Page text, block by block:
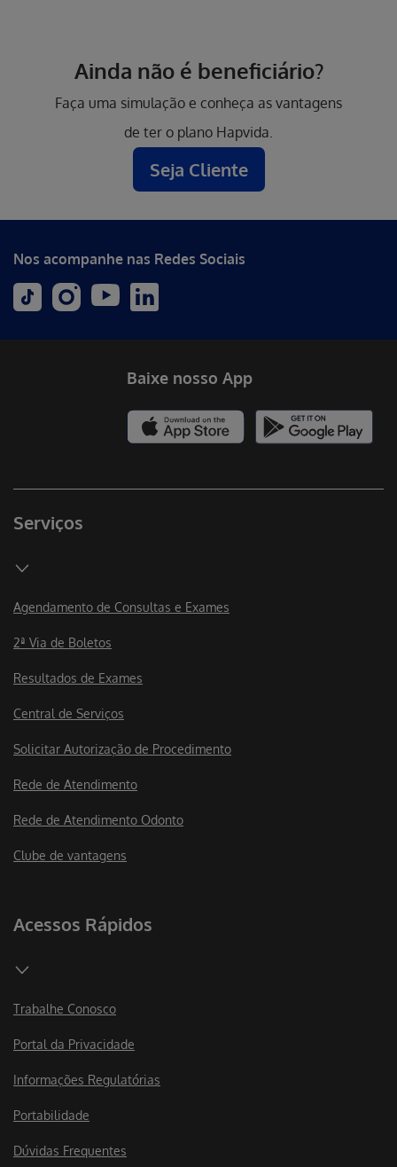
Ainda não é beneficiário?
Faça uma simulação e conheça as vantagens
de ter o plano Hapvida.
Seja Cliente
Nos acompanhe nas Redes Sociais
Serviços
Agendamento de Consultas e Exames
2ª Via de Boletos
Resultados de Exames
Central de Serviços
Solicitar Autorização de Procedimento
Rede de Atendimento
Rede de Atendimento Odonto
Clube de vantagens
Acessos Rápidos
Trabalhe Conosco
Portal da Privacidade
Informações Regulatórias
Portabilidade
Dúvidas Frequentes
Baixe nosso App